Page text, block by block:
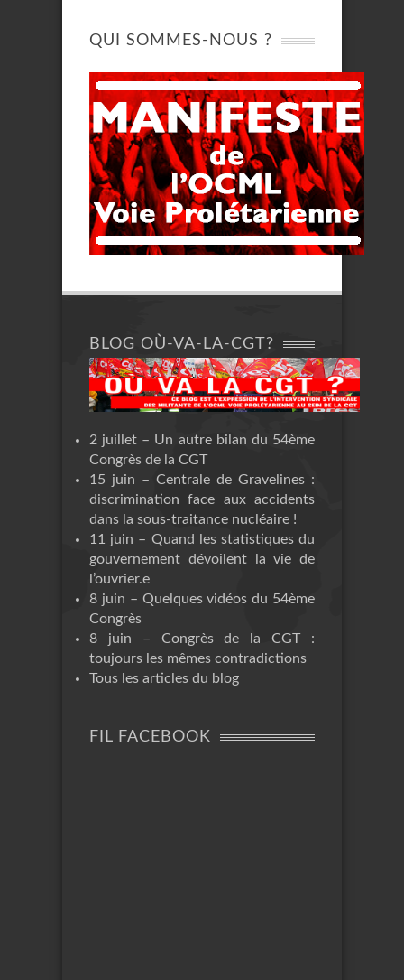
QUI SOMMES-NOUS ?
BLOG OÙ-VA-LA-CGT?
2 juillet – Un autre bilan du 54ème
Congrès de la CGT
15 juin – Centrale de Gravelines :
discrimination face aux accidents
dans la sous-traitance nucléaire !
11 juin – Quand les statistiques du
gouvernement dévoilent la vie de
l’ouvrier.e
8 juin – Quelques vidéos du 54ème
Congrès
8 juin – Congrès de la CGT :
toujours les mêmes contradictions
Tous les articles du blog
FIL FACEBOOK